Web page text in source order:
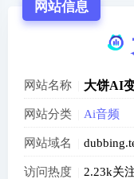
网站信息
网站名称 大饼AI
网站分类 Ai音频
网站域名
访问热度 2.23k关